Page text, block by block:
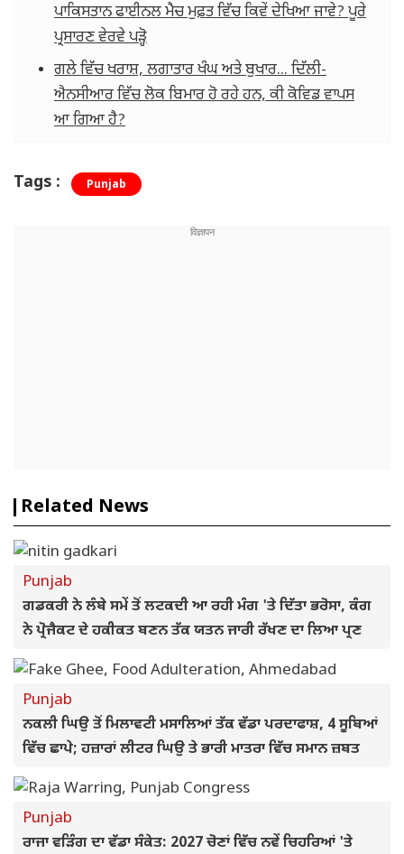
ਪਾਕਿਸਤਾਨ ਫਾਈਨਲ ਮੈਚ ਮੁਫ਼ਤ ਵਿੱਚ ਕਿਵੇਂ ਦੇਖਿਆ ਜਾਵੇ? ਪੂਰੇ
ਪ੍ਰਸਾਰਣ ਵੇਰਵੇ ਪੜ੍ਹੋ
ਗਲੇ ਵਿੱਚ ਖਰਾਸ਼, ਲਗਾਤਾਰ ਖੰਘ ਅਤੇ ਬੁਖਾਰ... ਦਿੱਲੀ-
ਐਨਸੀਆਰ ਵਿੱਚ ਲੋਕ ਬਿਮਾਰ ਹੋ ਰਹੇ ਹਨ, ਕੀ ਕੋਵਿਡ ਵਾਪਸ
ਆ ਗਿਆ ਹੈ?
Tags : Punjab
Related News
Punjab
ਗਡਕਰੀ ਨੇ ਲੰਬੇ ਸਮੇਂ ਤੋਂ ਲਟਕਦੀ ਆ ਰਹੀ ਮੰਗ 'ਤੇ ਦਿੱਤਾ ਭਰੋਸਾ, ਕੰਗ
ਨੇ ਪ੍ਰੋਜੈਕਟ ਦੇ ਹਕੀਕਤ ਬਣਨ ਤੱਕ ਯਤਨ ਜਾਰੀ ਰੱਖਣ ਦਾ ਲਿਆ ਪ੍ਰਣ
Punjab
ਨਕਲੀ ਘਿਉ ਤੋਂ ਮਿਲਾਵਟੀ ਮਸਾਲਿਆਂ ਤੱਕ ਵੱਡਾ ਪਰਦਾਫਾਸ਼, 4 ਸੂਬਿਆਂ
ਵਿੱਚ ਛਾਪੇ; ਹਜ਼ਾਰਾਂ ਲੀਟਰ ਘਿਉ ਤੇ ਭਾਰੀ ਮਾਤਰਾ ਵਿੱਚ ਸਮਾਨ ਜ਼ਬਤ
Punjab
ਰਾਜਾ ਵੜਿੰਗ ਦਾ ਵੱਡਾ ਸੰਕੇਤ: 2027 ਚੋਣਾਂ ਵਿੱਚ ਨਵੇਂ ਚਿਹਰਿਆਂ 'ਤੇ